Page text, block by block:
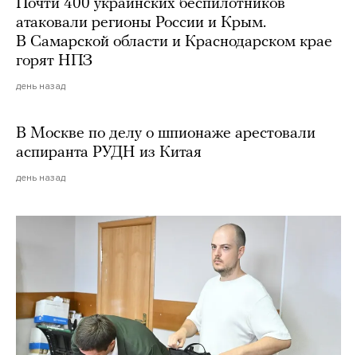
Почти 400 украинских беспилотников
атаковали регионы России и Крым.
В Самарской области и Краснодарском крае
горят НПЗ
день назад
В Москве по делу о шпионаже арестовали
аспиранта РУДН из Китая
день назад